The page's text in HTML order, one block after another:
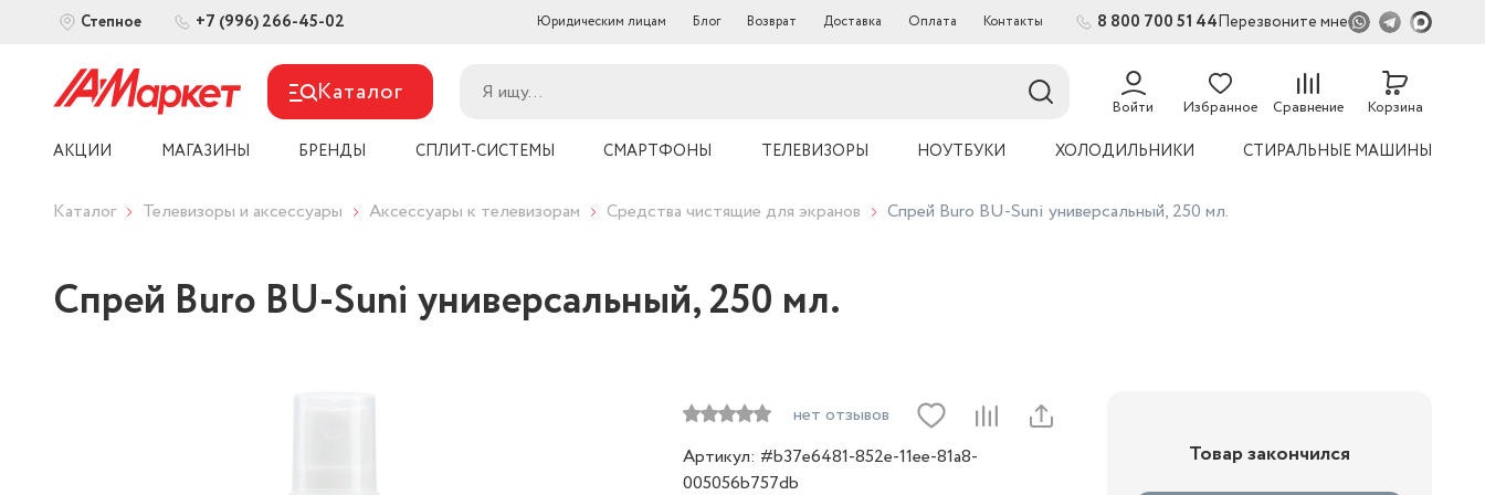
Степное +7 (996) 266-45-02 Юридическим лицам Блог Возврат Доставка Оплата Контакты 8 800 700 51 44Перезвоните мне
Каталог Войти Избранное Сравнение Корзина
АКЦИИ МАГАЗИНЫ БРЕНДЫ СПЛИТ-СИСТЕМЫ СМАРТФОНЫ ТЕЛЕВИЗОРЫ НОУТБУКИ ХОЛОДИЛЬНИКИ СТИРАЛЬНЫЕ МАШИНЫ
Каталог Телевизоры и аксессуары Аксессуары к телевизорам Средства чистящие для экранов Спрей Buro BU-Suni универсальный, 250 мл.
Спрей Buro BU-Suni универсальный, 250 мл.
нет отзывов
Артикул: #b37e6481-852e-11ee-81a8-
005056b757db
Товар закончился